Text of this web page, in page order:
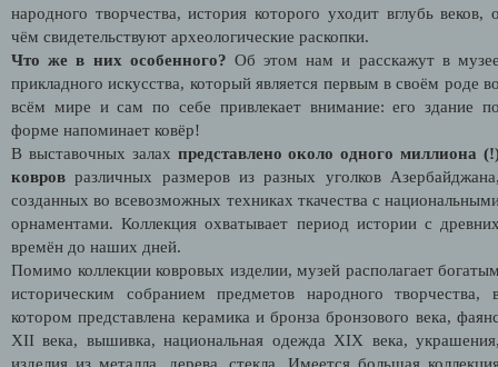
народного творчества, история которого уходит вглубь веков,
чём свидетельствуют археологические раскопки.
Что же в них особенного? Об этом нам и расскажут в
прикладного искусства, который является первым в своём роде
всём мире и сам по себе привлекает внимание: его здание
форме напоминает ковёр!
В выставочных залах представлено около одного миллиона
ковров различных размеров из разных уголков
созданных во всевозможных техниках ткачества с
орнаментами. Коллекция охватывает период истории с
времён до наших дней.
Помимо коллекции ковровых изделии, музей располагает
историческим собранием предметов народного творчества,
котором представлена керамика и бронза бронзового века,
XII века, вышивка, национальная одежда XIX века,
изделия из металла, дерева, стекла. Имеется большая